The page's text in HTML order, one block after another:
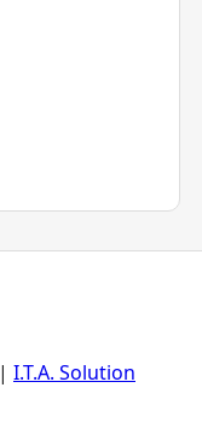
| I.T.A. Solution